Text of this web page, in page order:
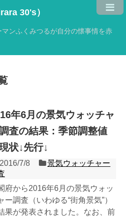
30's）
ンふくみつるが自分の懐事情を赤
年6月の景気ウォッチャ
査の結果：季節調整値
状↓先行↓
2016/7/8
景気ウォッチャー
府から2016年6月の景気ウォッ
ー調査（いわゆる“街角景気”）
果が発表されました。なお、前